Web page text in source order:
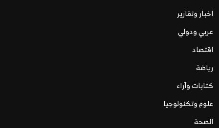
اخبار وتقارير
عربي ودولي
اقتصاد
رياضة
كتابات وآراء
علوم وتكنولوجيا
الصحة